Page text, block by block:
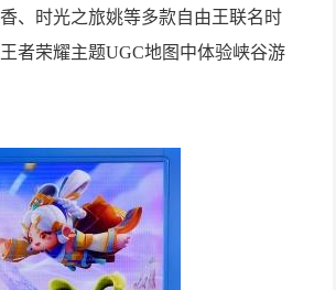
、时光之旅姚等多款自由王联名时
者荣耀主题UGC地图中体验峡谷游